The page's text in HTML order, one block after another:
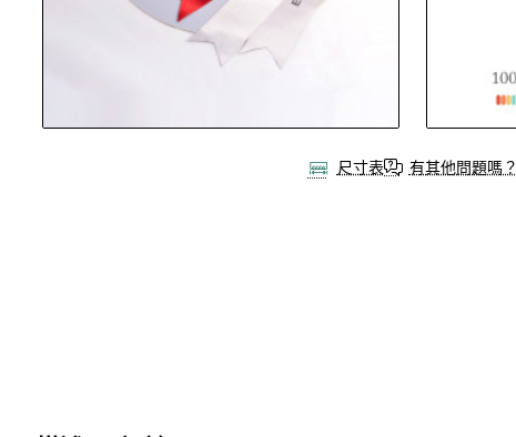
尺寸表 有其他問題嗎？